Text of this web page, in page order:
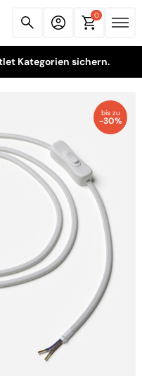
0
Kategorien sichern.
bis zu
-30%